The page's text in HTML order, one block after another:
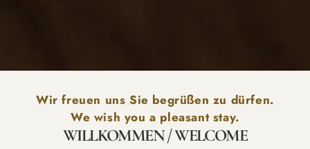
Wir freuen uns Sie begrüßen zu dürfen.
We wish you a pleasant stay.
WILLKOMMEN / WELCOME